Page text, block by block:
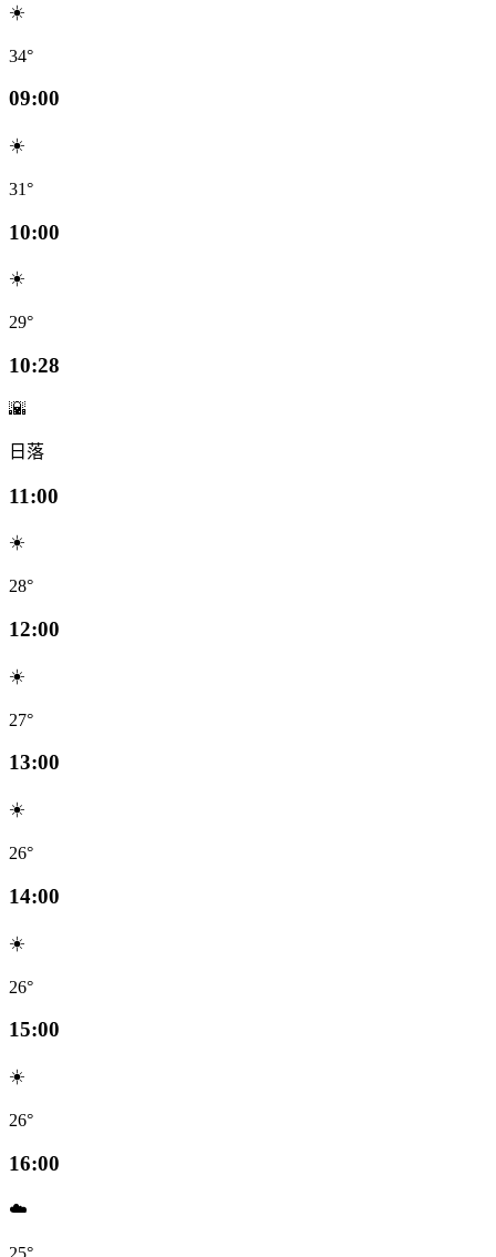
☀️
34°
09:00
☀️
31°
10:00
☀️
29°
10:28
🌇
日落
11:00
☀️
28°
12:00
☀️
27°
13:00
☀️
26°
14:00
☀️
26°
15:00
☀️
26°
16:00
☁️